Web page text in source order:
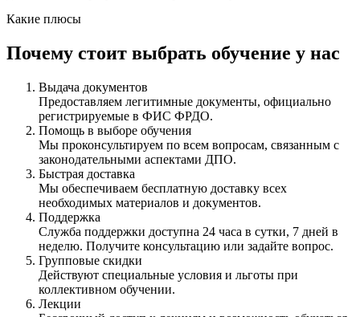
Какие плюсы
Почему стоит выбрать обучение у нас
Выдача документов
Предоставляем легитимные документы, официально
регистрируемые в ФИС ФРДО.
Помощь в выборе обучения
Мы проконсультируем по всем вопросам, связанным с
законодательными аспектами ДПО.
Быстрая доставка
Мы обеспечиваем бесплатную доставку всех
необходимых материалов и документов.
Поддержка
Служба поддержки доступна 24 часа в сутки, 7 дней в
неделю. Получите консультацию или задайте вопрос.
Групповые скидки
Действуют специальные условия и льготы при
коллективном обучении.
Лекции